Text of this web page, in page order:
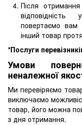
Після
повертаємо вам
інший товар
*Послуги
Умови
неналежної
Ми перевіряємо
виключаємо
товар, його можна
з дня отримання.